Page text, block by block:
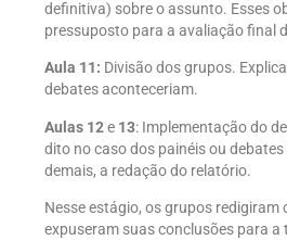
definitiva) sobre o assunto. Esses
pressuposto para a avaliação final
Aula 11: Divisão dos grupos.
debates aconteceriam.
Aulas 12e 13: Implementação do
dito no caso dos painéis ou
demais, a redação do relatório.
Nesse estágio, os grupos redigiram
expuseram suas conclusões para